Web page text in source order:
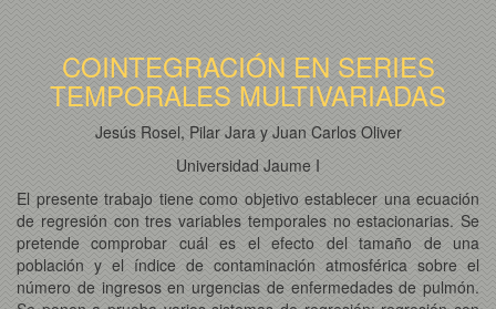
COINTEGRACIÓN EN SERIES
TEMPORALES MULTIVARIADAS
Jesús Rosel, Pilar Jara y Juan Carlos Oliver
Universidad Jaume I
El presente trabajo tiene como objetivo establecer una ecuación
de regresión con tres variables temporales no estacionarias. Se
pretende comprobar cuál es el efecto del tamaño de una
población y el índice de contaminación atmosférica sobre el
número de ingresos en urgencias de enfermedades de pulmón.